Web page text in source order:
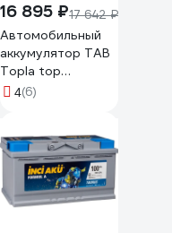
16 895 ₽17 642 ₽
Автомобильный
аккумулятор TAB
Topla top
6ст-100.0 118800
4(6)